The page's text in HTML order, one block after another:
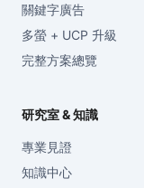
關鍵字廣告
多螢 + UCP 升級
完整方案總覽
研究室 & 知識
專業見證
知識中心